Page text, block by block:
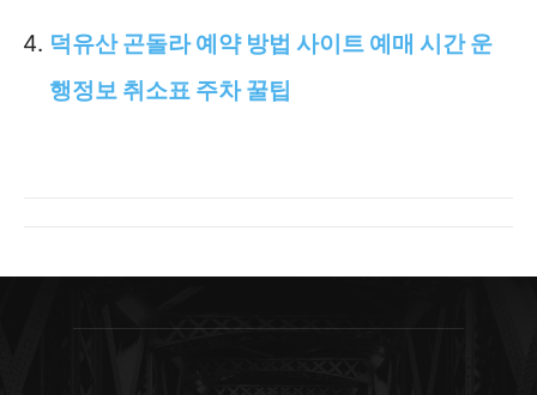
덕유산 곤돌라 예약 방법 사이트 예매 시간 운
행정보 취소표 주차 꿀팁